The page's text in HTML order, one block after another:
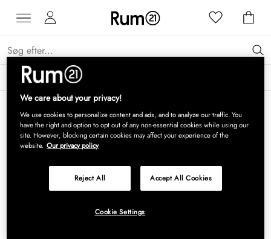
Få 15 % på Grythyttan Stålmöbler* →
We care about your privacy!
We use cookies to personalize content and ads, and to analyze our traffic. You
have the right and option to opt out of any non-essential cookies while using our
site. However, blocking certain cookies may affect your experience of the
website. Our privacy policy
Reject All Accept All Cookies
Cookie Settings